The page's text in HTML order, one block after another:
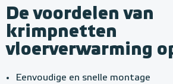
De voordelen van
krimpnetten
vloerverwarming
Eenvoudige en snelle montage